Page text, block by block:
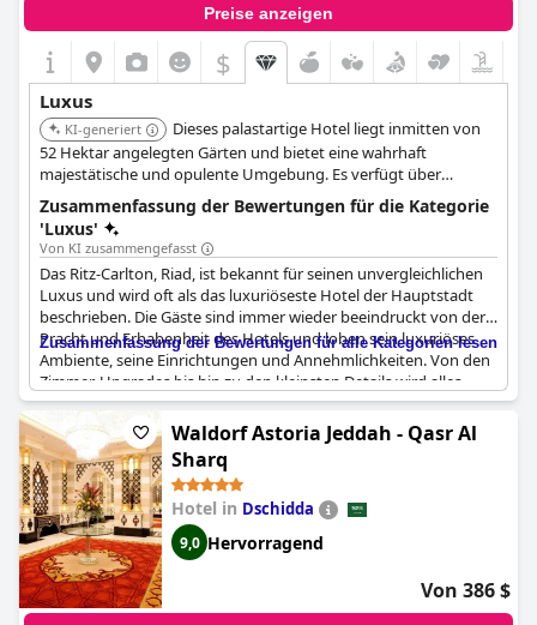
Preise anzeigen
$
Luxus
KI-generiert
Dieses palastartige Hotel liegt inmitten von
52 Hektar angelegten Gärten und bietet eine wahrhaft
majestätische und opulente Umgebung. Es verfügt über
geräumige Suiten, ein Weltklasse-Spa, einen atemberaubenden
Innenpool und außergewöhnliche Speisemöglichkeiten, die ein
unvergessliches Luxuserlebnis bieten.
Zusammenfassung der Bewertungen für die Kategorie
'Luxus'
Von KI zusammengefasst
Das Ritz-Carlton, Riad, ist bekannt für seinen unvergleichlichen
Luxus und wird oft als das luxuriöseste Hotel der Hauptstadt
beschrieben. Die Gäste sind immer wieder beeindruckt von der
Pracht und Erhabenheit des Hotels und loben sein luxuriöses
Ambiente, seine Einrichtungen und Annehmlichkeiten. Von den
Zimmer-Upgrades bis hin zu den kleinsten Details wird alles
sorgfältig gepflegt, um ein raffiniertes und gehobenes Erlebnis
zu gewährleisten.
Die Gäste werden mit tadellosem Service durch das distinguierte
Personal empfangen, was zu einer Atmosphäre von Eleganz und
Raffinesse beiträgt. Die Sauberkeit und der Luxus des Hotels
sind in jeder Ecke offensichtlich, von der prachtvollen Lobby bis
hin zu den gepflegten Zimmern.
Das Ambiente des Hotels ist sowohl luxuriös als auch
organisiert, was es zu einem der ersten Ziele für diejenigen
Zusammenfassung der Bewertungen für alle Kategorien lesen
Waldorf Astoria Jeddah - Qasr Al
Sharq
Hotel in Dschidda
9,0 Hervorragend
Von 386 $